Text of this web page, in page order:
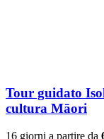
Tour guidato
cultura Māori
16 giorni a partire da